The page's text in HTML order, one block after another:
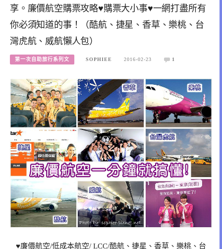
享。廉價航空購票攻略♥購票大小事♥一網打盡所有
你必須知道的事！（酷航、捷星、香草、樂桃、台
灣虎航、威航懶人包）
第一次自助旅行系列文 SOPHIEE 2016-02-23 1
♥廉價航空/低成本航空/ LCC/酷航、捷星、香草、樂桃、台